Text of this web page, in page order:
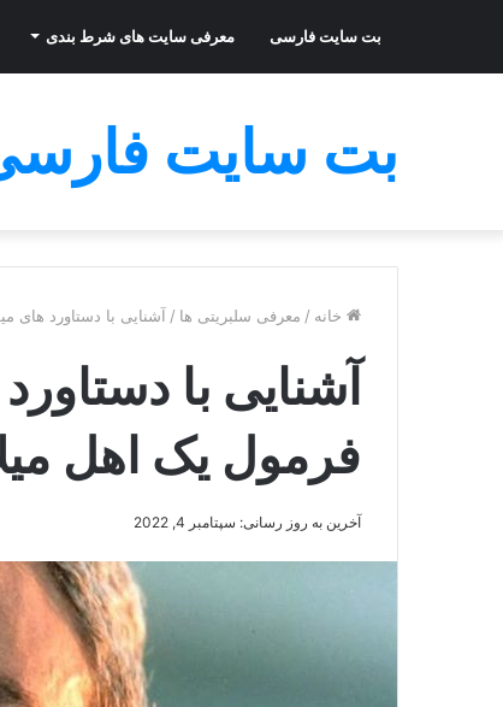
بت سایت فارسی معرفی سایت های شرط بندی
بت سایت
خانه / معرفی سلبریتی ها / آشنایی با دستاورد های
آشنایی با
فرمول یک اهل
آخرین به روز رسانی: سپتامبر 4, 2022